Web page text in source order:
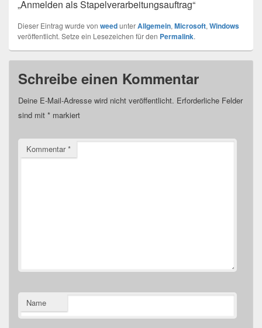
„Anmelden als Stapelverarbeitungsauftrag“
Dieser Eintrag wurde von weedunterAllgemein, Microsoft, Windows
veröffentlicht. Setze ein Lesezeichen für den Permalink.
Schreibe einen Kommentar
Deine E-Mail-Adresse wird nicht veröffentlicht. Erforderliche Felder
sind mit * markiert
Kommentar*
Name